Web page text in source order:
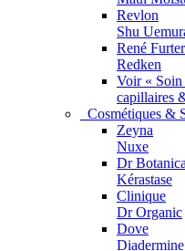
Revlon
Shu
René
Redken
Voir « Soin
capillaires
Cosmétiques &
Zeyna
Nuxe
Dr
Kérastase
Clinique
Dr Organic
Dove
Diadermine